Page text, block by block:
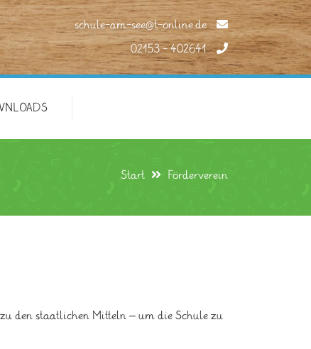
schule-am-see@t-online.de
02153 - 402641
Start Förderverein
den staatlichen Mitteln – um die Schule zu